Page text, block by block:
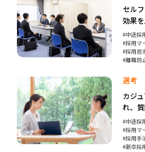
セル
効果
中途採
採用マ
採用担
離職防
選考
カジ
れ、
中途採
採用マ
採用手
新卒採